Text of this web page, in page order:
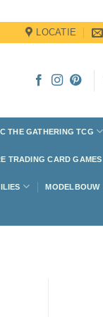
LOCATIE
THE GATHERING TCG
TRADING CARD GAMES
MODELBOUW